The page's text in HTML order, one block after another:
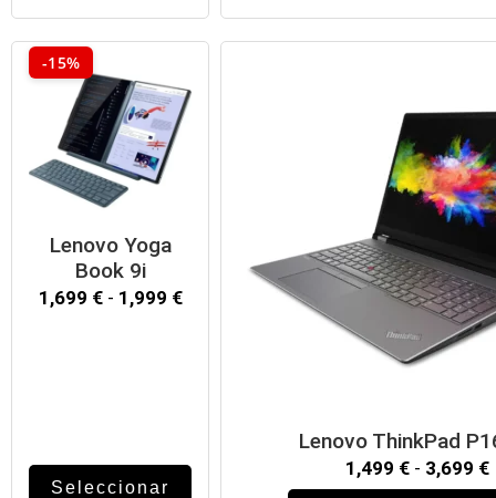
-15%
Lenovo Yoga
Book 9i
1,699 € - 1,999 €
Seleccionar
Lenovo ThinkPad
1,499 € - 3,699 €